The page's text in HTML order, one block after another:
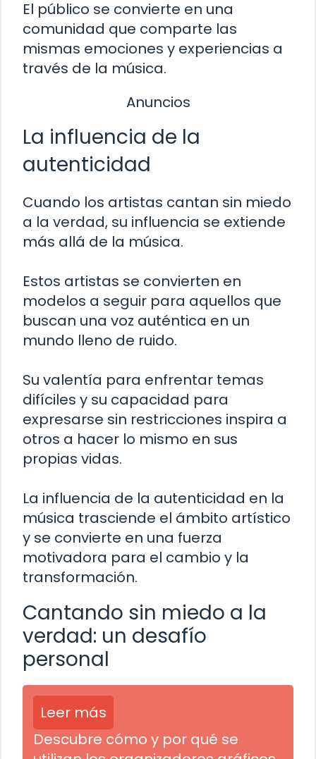
El público se convierte en una
comunidad que comparte las
mismas emociones y experiencias a
través de la música.
Anuncios
La influencia de la
autenticidad
Cuando los artistas cantan sin miedo
a la verdad, su influencia se extiende
más allá de la música.
Estos artistas se convierten en
modelos a seguir para aquellos que
buscan una voz auténtica en un
mundo lleno de ruido.
Su valentía para enfrentar temas
difíciles y su capacidad para
expresarse sin restricciones inspira a
otros a hacer lo mismo en sus
propias vidas.
La influencia de la autenticidad en la
música trasciende el ámbito artístico
y se convierte en una fuerza
motivadora para el cambio y la
transformación.
Cantando sin miedo a la
verdad: un desafío
personal
Leer más
Descubre cómo y por qué se